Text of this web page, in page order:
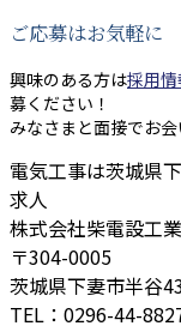
ご応募はお気軽に
興味のある方は採用
募ください！
みなさまと面接でお
電気工事は茨城県
求人
株式会社柴電設工業
〒304-0005
茨城県下妻市半谷
TEL：0296-44-